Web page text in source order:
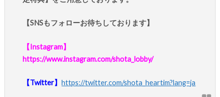
【SNSもフォローお待ちしております】
【Instagram】
https://www.instagram.com/shota_lobby/
【Twitter】https://twitter.com/shota_heartim?lang=ja